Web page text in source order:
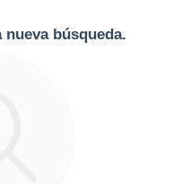
búsqueda.